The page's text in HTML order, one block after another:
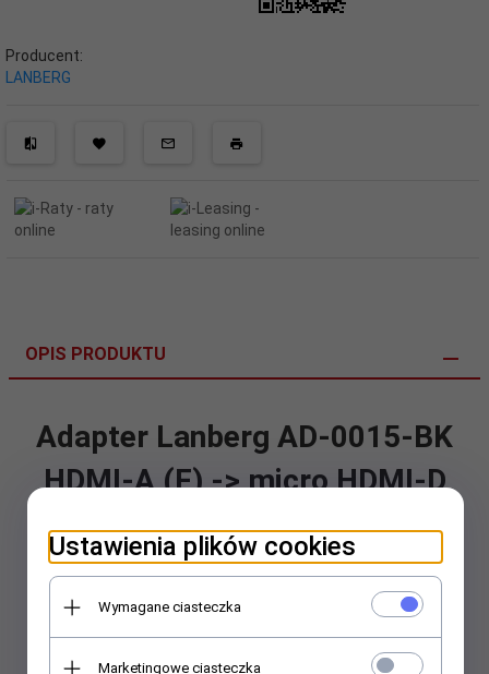
Producent:
LANBERG
OPIS PRODUKTU
Adapter Lanberg AD-0015-BK
HDMI-A (F) -> micro HDMI-D
(M) czarny
Symbol producenta: AD-0015-BK
Ustawienia plików cookies
Wymagane ciasteczka
Marketingowe ciasteczka